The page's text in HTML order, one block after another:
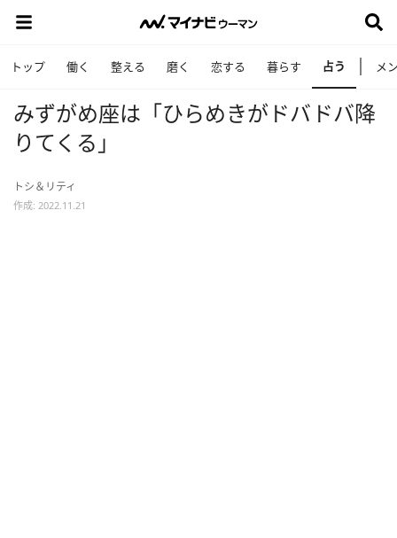
トップ 働く 整える 磨く 恋する 暮らす 占う メ
みずがめ座は「ひらめきがドバドバ降
りてくる」
トシ＆リティ
作成: 2022.11.21